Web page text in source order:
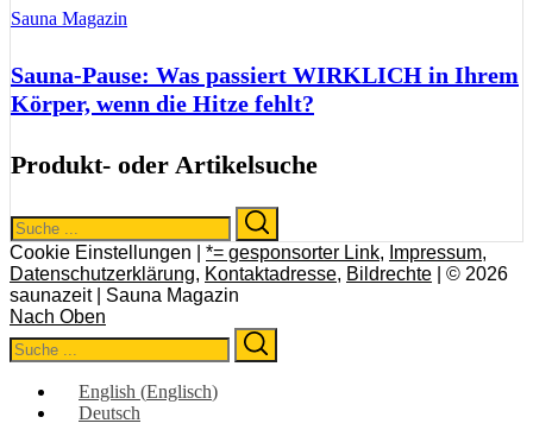
Sauna Magazin
Sauna-Pause: Was passiert WIRKLICH in Ihrem
Körper, wenn die Hitze fehlt?
Produkt- oder Artikelsuche
Search
for:
Cookie Einstellungen | *= gesponsorter Link, Impressum,
Datenschutzerklärung, Kontaktadresse, Bildrechte | © 2026
saunazeit | Sauna Magazin
Nach Oben
Search
for:
English (Englisch)
Deutsch